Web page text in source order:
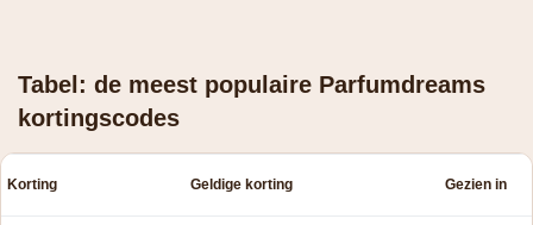
Tabel: de meest populaire Parfumdreams
kortingscodes
Korting Geldige korting Gezien in